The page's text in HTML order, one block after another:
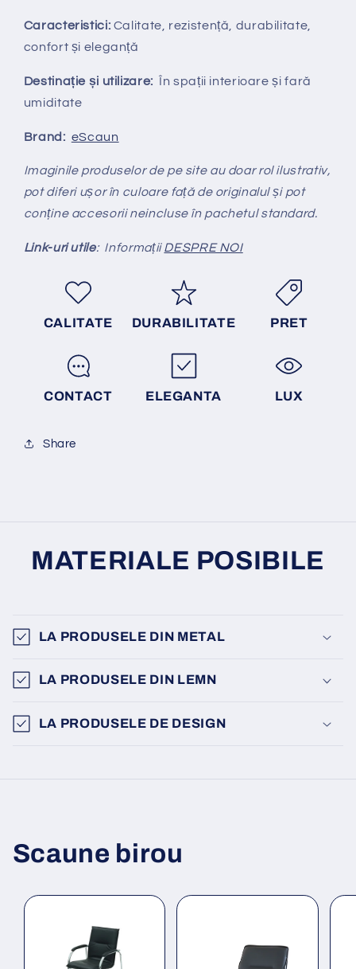
Caracteristici: Calitate, rezistență, durabilitate,
confort și eleganță
Destinație și utilizare: În spații interioare și fară
umiditate
Brand: eScaun
Imaginile produselor de pe site au doar rol ilustrativ,
pot diferi ușor în culoare față de originalul și pot
conține accesorii neincluse în pachetul standard.
Link-uri utile: InformațiiDESPRE NOI
CALITATE DURABILITATE PRET
CONTACT ELEGANTA LUX
Share
MATERIALE POSIBILE
LA PRODUSELE DIN METAL
LA PRODUSELE DIN LEMN
LA PRODUSELE DE DESIGN
Scaune birou